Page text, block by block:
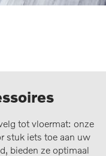
tot vloermat: onze
stuk iets toe aan uw
bieden ze optimaal